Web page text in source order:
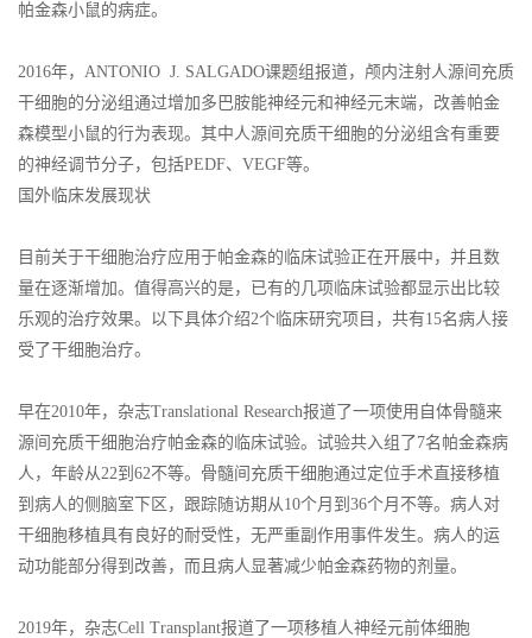
帕金森小鼠的病症。
2016年，ANTONIO J. SALGADO课题组报道，颅内注射人源间充质
干细胞的分泌组通过增加多巴胺能神经元和神经元末端，改善帕金
森模型小鼠的行为表现。其中人源间充质干细胞的分泌组含有重要
的神经调节分子，包括PEDF、VEGF等。
国外临床发展现状
目前关于干细胞治疗应用于帕金森的临床试验正在开展中，并且数
量在逐渐增加。值得高兴的是，已有的几项临床试验都显示出比较
乐观的治疗效果。以下具体介绍2个临床研究项目，共有15名病人接
受了干细胞治疗。
早在2010年，杂志Translational Research报道了一项使用自体骨髓来
源间充质干细胞治疗帕金森的临床试验。试验共入组了7名帕金森病
人，年龄从22到62不等。骨髓间充质干细胞通过定位手术直接移植
到病人的侧脑室下区，跟踪随访期从10个月到36个月不等。病人对
干细胞移植具有良好的耐受性，无严重副作用事件发生。病人的运
动功能部分得到改善，而且病人显著减少帕金森药物的剂量。
2019年，杂志Cell Transplant报道了一项移植人神经元前体细胞